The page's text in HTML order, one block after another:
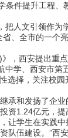
件提升工程、
文引领作为
、全市的一
西安提出重
学、西安市
择，关注校园
和发扬了企
资1.24亿元，
让学生在实践中
伍建设。”西